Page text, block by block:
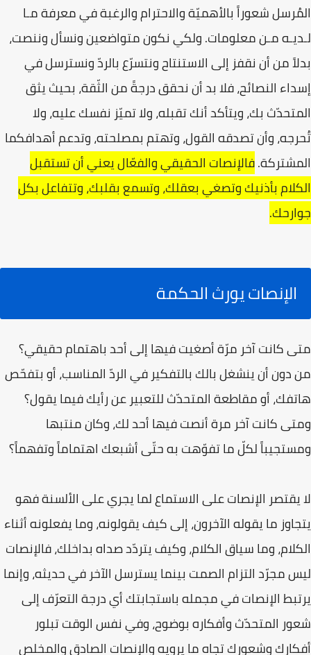
المُرسل شعوراً بالأهميّة والاحترام والرغبة في معرفة مـا
لـديـه مـن معلومات. ولكي نكون متواضعين ونسأل وننصت،
بدلاً من أن نقفز إلى الاستنتاح ونتسرّع بالردّ ونسترسل في
إسداء النصائح، فلا بد أن نحقق درجةً من الثّقة، بحيث يثق
المتحدّث بك، ويتأكد أنك تقبله، ولا تميّز نفسك عليه، ولا
تُحرجه، وأن تصدقه القول، وتهتم بمصلحته، وتدعم أهدافكما
المشتركة.فالإنصات الحقيقي والفعّال يعني أن تستقبل
الكلام بأذنيك وتصغي بعقلك، وتسمع بقلبك، وتتفاعل بكل
جوارحك.
الإنصات يورث الحكمة
متى كانت آخر مرّة أصغيت فيها إلى أحد باهتمام حقيقي؟
من دون أن ينشغل بالك بالتفكير في الردّ المناسب، أو بتفحّص
هاتفك، أو مقاطعة المتحدّث للتعبير عن رأيك فيما يقول؟
ومتى كانت آخر مرة أنصت فيها أحد لك، وكان منتبها
ومستجيباً لكلّ ما تفوّهت به حتّى أشبعك اهتماماً وتفهماً؟
لا يقتصر الإنصات على الاستماع لما يجري على الألسنة فهو
يتجاوز ما يقوله الآخرون، إلى كيف يقولونه، وما يفعلونه أثناء
الكلام، وما سياق الكلام، وكيف يتردّد صداه بداخلك، فالإنصات
ليس مجرّد التزام الصمت بينما يسترسل الآخر في حديثه، وإنما
يرتبط الإنصات في مجمله باستجابتك أي درجة التعرّف إلى
شعور المتحدّث وأفكاره بوضوح، وفي نفس الوقت تبلور
أفكارك وشعورك تجاه ما يرويه والإنصات الصادق والمخلص